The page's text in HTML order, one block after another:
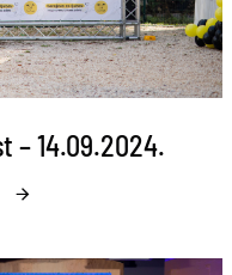
– 14.09.2024.